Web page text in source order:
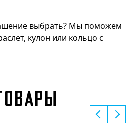
выбрать? Мы поможем
кулон или кольцо с